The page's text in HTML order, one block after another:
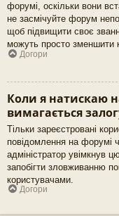
форумі, оскільки вони
не засмічуйте форум
щоб підвищити своє
можуть просто зменшити
Догори
Коли я натискаю
вимагається
Тільки зареєстровані
повідомлення на форумі
адміністратор увімкнув
запобігти зловживанню
користувачами.
Догори